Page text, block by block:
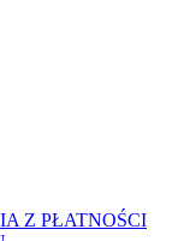
Z PŁATNOŚCI